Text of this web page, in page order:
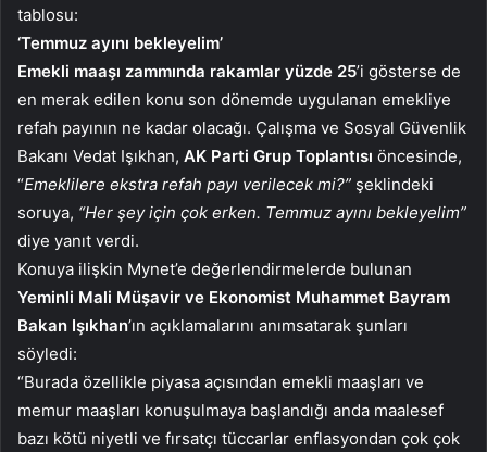
tablosu:
‘Temmuz ayını bekleyelim’
Emekli maaşı zammında rakamlar yüzde 25’i gösterse de
en merak edilen konu son dönemde uygulanan emekliye
refah payının ne kadar olacağı. Çalışma ve Sosyal Güvenlik
Bakanı Vedat Işıkhan, AK Parti Grup Toplantısı öncesinde,
“Emeklilere ekstra refah payı verilecek mi?” şeklindeki
soruya, “Her şey için çok erken. Temmuz ayını bekleyelim”
diye yanıt verdi.
Konuya ilişkin Mynet’e değerlendirmelerde bulunan
Yeminli Mali Müşavir ve Ekonomist Muhammet Bayram
Bakan Işıkhan’ın açıklamalarını anımsatarak şunları
söyledi:
“Burada özellikle piyasa açısından emekli maaşları ve
memur maaşları konuşulmaya başlandığı anda maalesef
bazı kötü niyetli ve fırsatçı tüccarlar enflasyondan çok çok